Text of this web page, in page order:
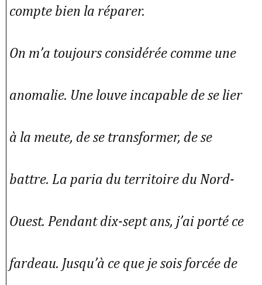
compte bien la réparer.
On m’a toujours considérée comme une
anomalie. Une louve incapable de se lier
à la meute, de se transformer, de se
battre. La paria du territoire du Nord-
Ouest. Pendant dix-sept ans, j’ai porté ce
fardeau. Jusqu’à ce que je sois forcée de